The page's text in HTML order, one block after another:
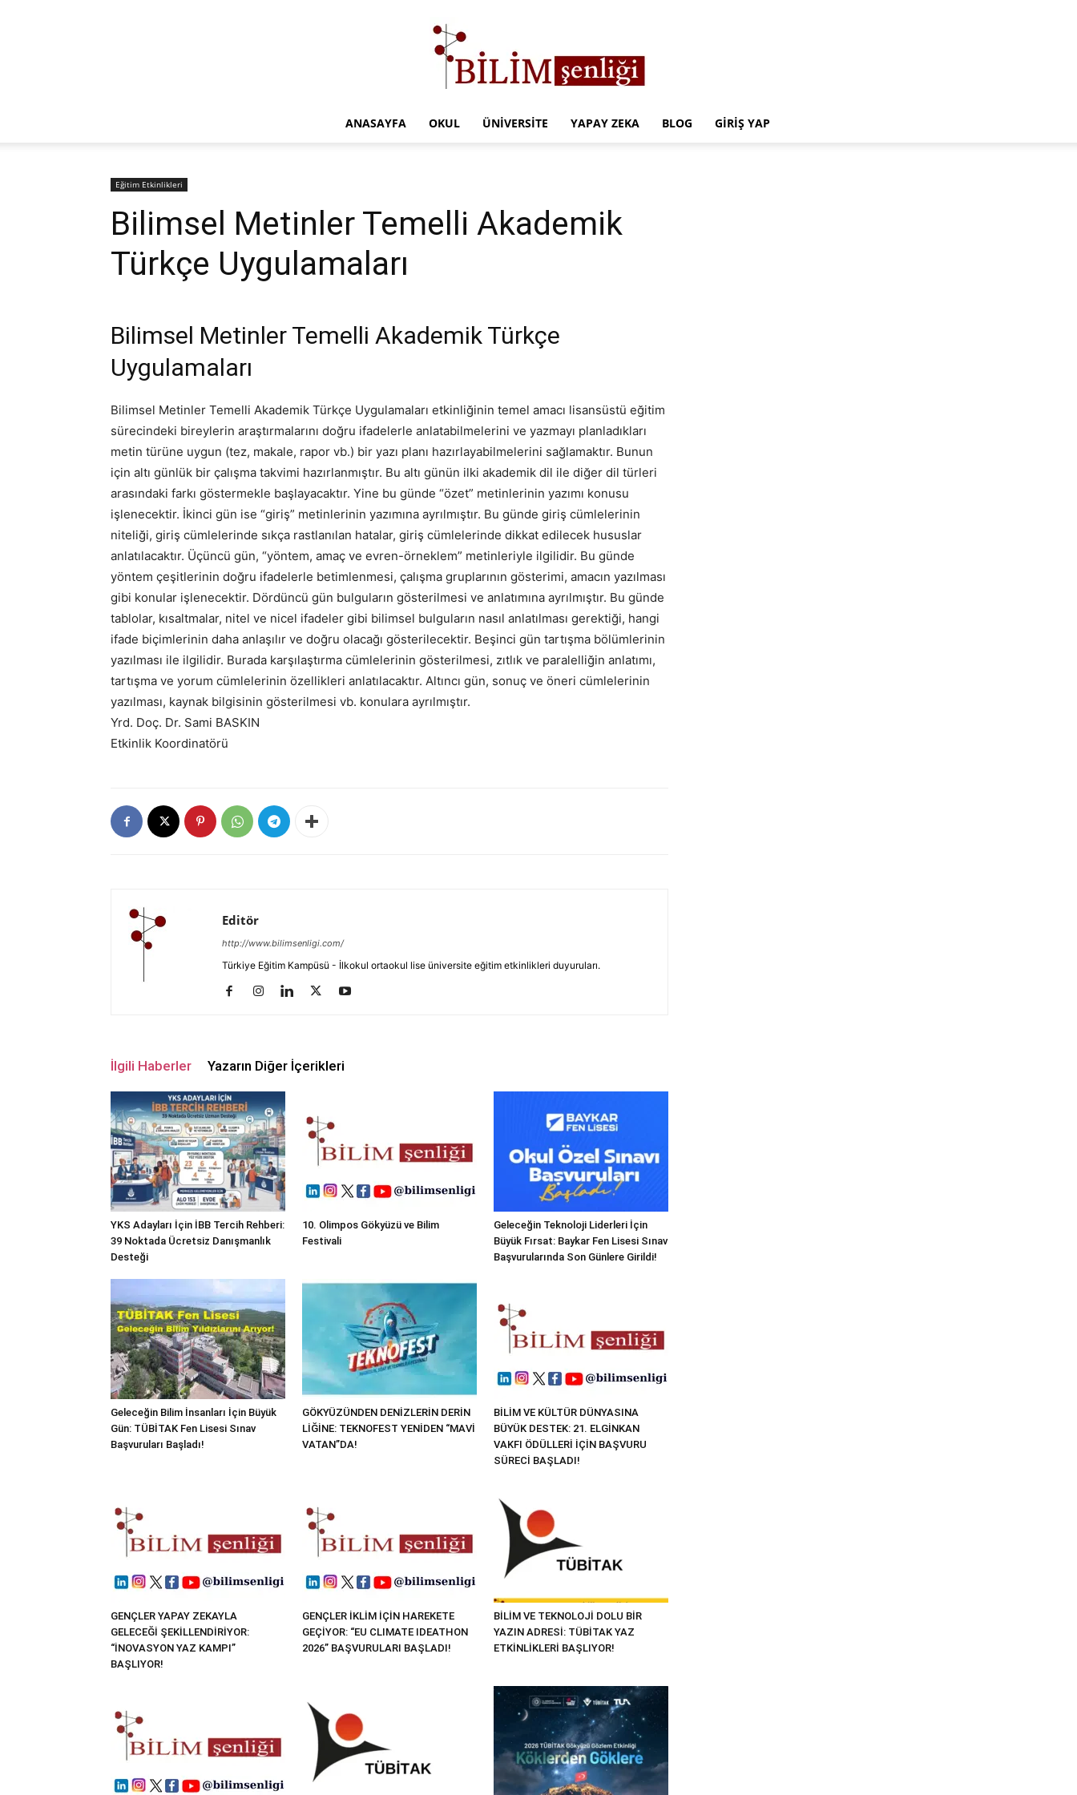
Kampüsü
ANASAYFA OKUL ÜNIVERSITE YAPAY ZEKA BLOG GIRIŞ YAP
Eğitim Etkinlikleri
Bilimsel Metinler Temelli Akademik
Türkçe Uygulamaları
Bilimsel Metinler Temelli Akademik Türkçe
Uygulamaları
Bilimsel Metinler Temelli Akademik Türkçe Uygulamaları etkinliğinin temel amacı lisansüstü eğitim
sürecindeki bireylerin araştırmalarını doğru ifadelerle anlatabilmelerini ve yazmayı planladıkları
metin türüne uygun (tez, makale, rapor vb.) bir yazı planı hazırlayabilmelerini sağlamaktır. Bunun
için altı günlük bir çalışma takvimi hazırlanmıştır. Bu altı günün ilki akademik dil ile diğer dil türleri
arasındaki farkı göstermekle başlayacaktır. Yine bu günde “özet” metinlerinin yazımı konusu
işlenecektir. İkinci gün ise “giriş” metinlerinin yazımına ayrılmıştır. Bu günde giriş cümlelerinin
niteliği, giriş cümlelerinde sıkça rastlanılan hatalar, giriş cümlelerinde dikkat edilecek hususlar
anlatılacaktır. Üçüncü gün, “yöntem, amaç ve evren-örneklem” metinleriyle ilgilidir. Bu günde
yöntem çeşitlerinin doğru ifadelerle betimlenmesi, çalışma gruplarının gösterimi, amacın yazılması
gibi konular işlenecektir. Dördüncü gün bulguların gösterilmesi ve anlatımına ayrılmıştır. Bu günde
tablolar, kısaltmalar, nitel ve nicel ifadeler gibi bilimsel bulguların nasıl anlatılması gerektiği, hangi
ifade biçimlerinin daha anlaşılır ve doğru olacağı gösterilecektir. Beşinci gün tartışma bölümlerinin
yazılması ile ilgilidir. Burada karşılaştırma cümlelerinin gösterilmesi, zıtlık ve paralelliğin anlatımı,
tartışma ve yorum cümlelerinin özellikleri anlatılacaktır. Altıncı gün, sonuç ve öneri cümlelerinin
yazılması, kaynak bilgisinin gösterilmesi vb. konulara ayrılmıştır.
Yrd. Doç. Dr. Sami BASKIN
Etkinlik Koordinatörü
Editör
http://www.bilimsenligi.com/
Türkiye Eğitim Kampüsü - İlkokul ortaokul lise üniversite eğitim etkinlikleri duyuruları.
İlgili Haberler Yazarın Diğer İçerikleri
YKS Adayları İçin İBB Tercih Rehberi:
39 Noktada Ücretsiz Danışmanlık
Desteği
10. Olimpos Gökyüzü ve Bilim
Festivali
Geleceğin Teknoloji Liderleri İçin
Büyük Fırsat: Baykar Fen Lisesi Sınav
Başvurularında Son Günlere Girildi!
Geleceğin Bilim İnsanları İçin Büyük
Gün: TÜBİTAK Fen Lisesi Sınav
Başvuruları Başladı!
GÖKYÜZÜNDEN DENİZLERİN DERİN
LİĞİNE: TEKNOFEST YENİDEN “MAVİ
VATAN”DA!
BİLİM VE KÜLTÜR DÜNYASINA
BÜYÜK DESTEK: 21. ELGİNKAN
VAKFI ÖDÜLLERİ İÇİN BAŞVURU
SÜRECİ BAŞLADI!
GENÇLER YAPAY ZEKAYLA
GELECEĞİ ŞEKİLLENDİRİYOR:
“İNOVASYON YAZ KAMPI”
BAŞLIYOR!
GENÇLER İKLİM İÇİN HAREKETE
GEÇİYOR: “EU CLIMATE IDEATHON
2026” BAŞVURULARI BAŞLADI!
BİLİM VE TEKNOLOJİ DOLU BİR
YAZIN ADRESİ: TÜBİTAK YAZ
ETKİNLİKLERİ BAŞLIYOR!